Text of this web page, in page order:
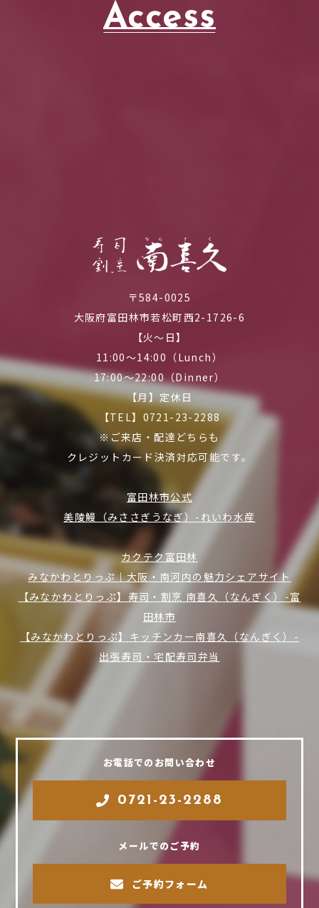
Access
〒584-0025
大阪府富田林市若松町西2-1726-6
【火～日】
11:00～14:00（Lunch）
17:00～22:00（Dinner）
【月】定休日
【TEL】0721-23-2288
※ご来店・配達どちらも
クレジットカード決済対応可能です。
富田林市公式
美陵鰻（みささぎうなぎ）-れいわ水産
カクテク富田林
みなかわとりっぷ｜大阪・南河内の魅力シェアサイト
【みなかわとりっぷ】寿司・割烹 南喜久（なんぎく）-富
田林市
【みなかわとりっぷ】キッチンカー南喜久（なんぎく）-
出張寿司・宅配寿司弁当
お電話でのお問い合わせ
0721-23-2288
メールでのご予約
ご予約フォーム